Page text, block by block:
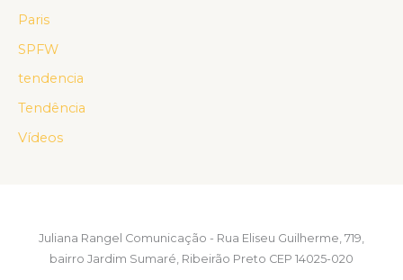
Paris
SPFW
tendencia
Tendência
Vídeos
Juliana Rangel Comunicação - Rua Eliseu Guilherme, 719,
bairro Jardim Sumaré, Ribeirão Preto CEP 14025-020